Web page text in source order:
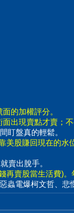
的加權評分。
出現賣點才賣；不
盯盤真的輕鬆。
股賺回現在的水
賣出脫手。
賣股當生活費)。
蟲電爆柯文哲、悲